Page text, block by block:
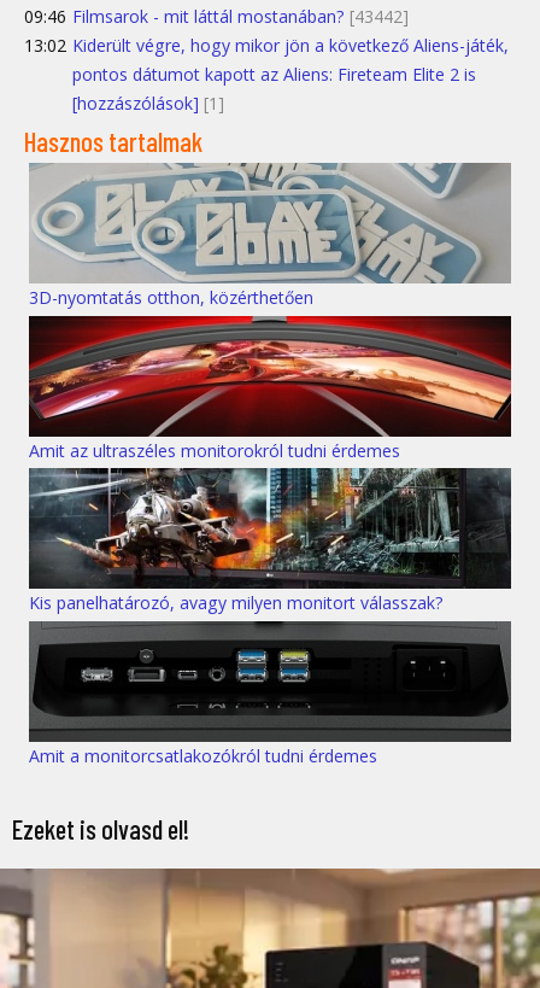
09:46 Filmsarok - mit láttál mostanában? [43442]
13:02 Kiderült végre, hogy mikor jön a következő Aliens-játék,
pontos dátumot kapott az Aliens: Fireteam Elite 2 is
[hozzászólások] [1]
Hasznos tartalmak
3D-nyomtatás otthon, közérthetően
Amit az ultraszéles monitorokról tudni érdemes
Kis panelhatározó, avagy milyen monitort válasszak?
Amit a monitorcsatlakozókról tudni érdemes
Ezeket is olvasd el!